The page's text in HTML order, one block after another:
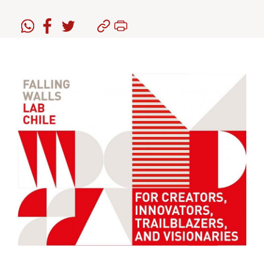
Formación Continua
Académicos
Funcionarios
Alumni
English